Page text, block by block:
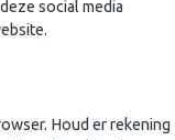
social media
Houd er rekening